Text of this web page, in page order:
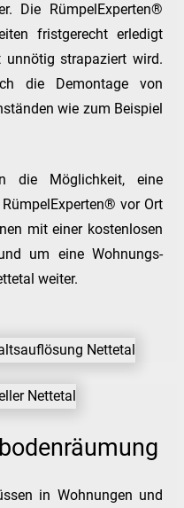
Die RümpelExperten®
fristgerecht erledigt
unnötig strapaziert wird.
die Demontage von
wie zum Beispiel
die Möglichkeit, eine
vor Ort
mit einer kostenlosen
um eine Wohnungs-
weiter.
in Wohnungen und